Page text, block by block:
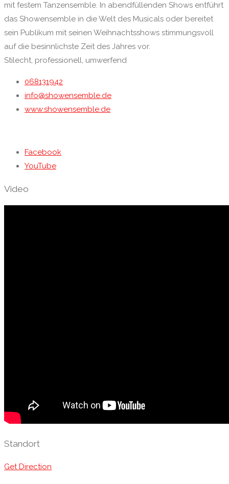
mit festem Tanzensemble. In abendfüllenden Shows entführt
das Showensemble in die Welt des Musicals oder bereitet
sein Publikum mit seinen Weihnachtsshows stimmungsvoll
auf die besinnlichste Zeit des Jahres vor.
Stilecht, professionell, umwerfend
068131942
info@showensemble.de
www.showensemble.de
Facebook
YouTube
Video
Standort
Get Direction